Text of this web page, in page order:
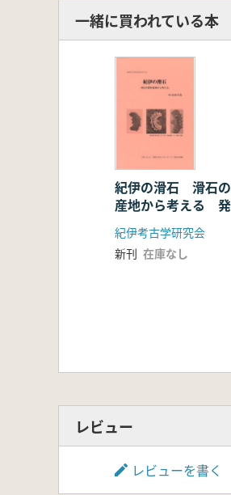
一緒に買われている本
紀伊の滑石 滑石
産地から考える
旨集
紀伊考古学研究会
新刊 在庫なし
レビュー
レビューを書く